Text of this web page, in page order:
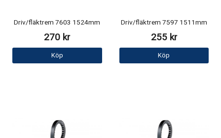
Driv/fläktrem 7603 1524mm
270 kr
Köp
Driv/fläktrem 7597 1511mm
255 kr
Köp